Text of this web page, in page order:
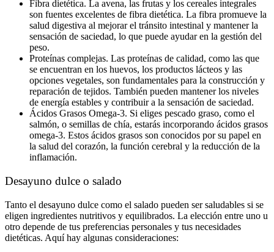
Fibra dietética. La avena, las frutas y los cereales integrales
son fuentes excelentes de fibra dietética. La fibra promueve la
salud digestiva al mejorar el tránsito intestinal y mantener la
sensación de saciedad, lo que puede ayudar en la gestión del
peso.
Proteínas complejas. Las proteínas de calidad, como las que
se encuentran en los huevos, los productos lácteos y las
opciones vegetales, son fundamentales para la construcción y
reparación de tejidos. También pueden mantener los niveles
de energía estables y contribuir a la sensación de saciedad.
Ácidos Grasos Omega-3. Si eliges pescado graso, como el
salmón, o semillas de chía, estarás incorporando ácidos grasos
omega-3. Estos ácidos grasos son conocidos por su papel en
la salud del corazón, la función cerebral y la reducción de la
inflamación.
Desayuno dulce o salado
Tanto el desayuno dulce como el salado pueden ser saludables si se
eligen ingredientes nutritivos y equilibrados. La elección entre uno u
otro depende de tus preferencias personales y tus necesidades
dietéticas. Aquí hay algunas consideraciones: